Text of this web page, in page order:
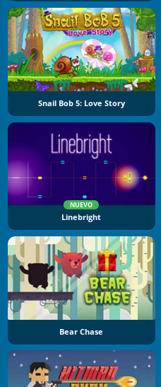
Snail Bob 5: Love Story
NUEVO
Linebright
Bear Chase